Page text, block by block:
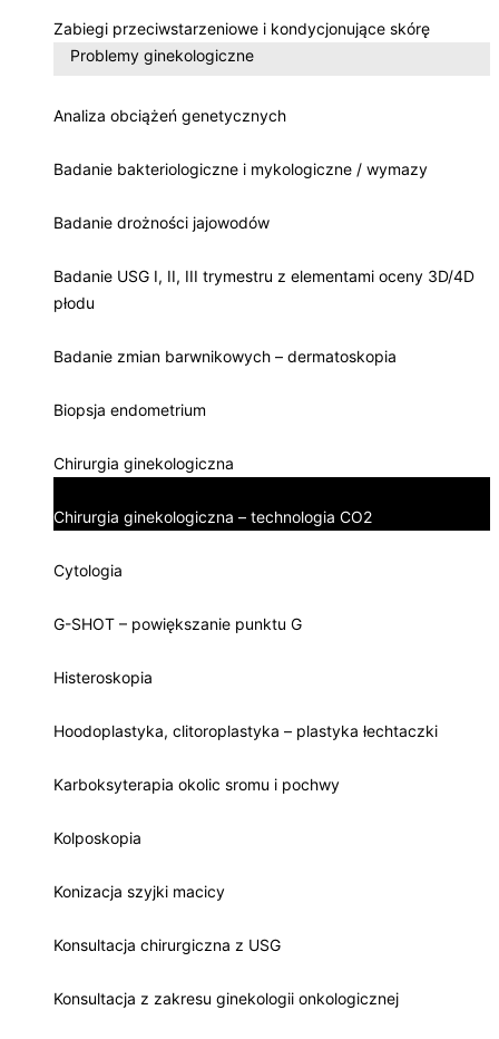
Zabiegi przeciwstarzeniowe i kondycjonujące skórę
Problemy ginekologiczne
Analiza obciążeń genetycznych
Badanie bakteriologiczne i mykologiczne / wymazy
Badanie drożności jajowodów
Badanie USG I, II, III trymestru z elementami oceny 3D/4D
płodu
Badanie zmian barwnikowych – dermatoskopia
Biopsja endometrium
Chirurgia ginekologiczna
Chirurgia ginekologiczna – technologia CO2
Cytologia
G-SHOT – powiększanie punktu G
Histeroskopia
Hoodoplastyka, clitoroplastyka – plastyka łechtaczki
Karboksyterapia okolic sromu i pochwy
Kolposkopia
Konizacja szyjki macicy
Konsultacja chirurgiczna z USG
Konsultacja z zakresu ginekologii onkologicznej